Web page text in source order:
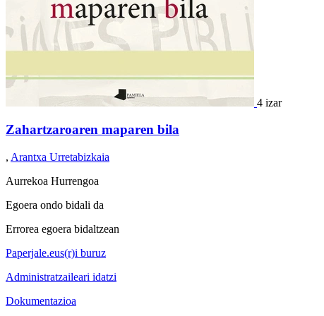
4 izar
Zahartzaroaren maparen bila
, Arantxa Urretabizkaia
Aurrekoa Hurrengoa
Egoera ondo bidali da
Errorea egoera bidaltzean
Paperjale.eus(r)i buruz
Administratzaileari idatzi
Dokumentazioa